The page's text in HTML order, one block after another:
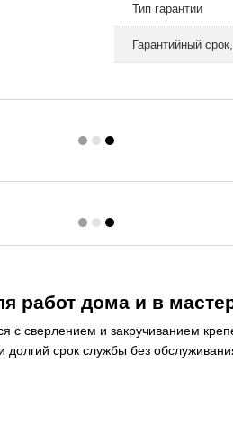
Тип гарантии
Гарантийный
работ дома и в
сверлением и закручиванием
срок службы без